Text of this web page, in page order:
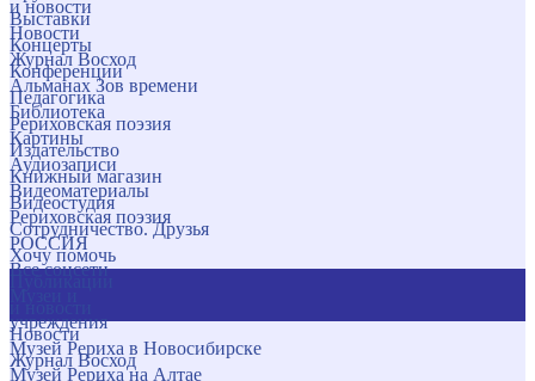
и новости
Новости
Журнал Восход
Альманах Зов времени
Библиотека
Картины
Аудиозаписи
Видеоматериалы
Рериховская поэзия
РОССИЯ
Все соцсети
учреждения
Музей Рериха в Новосибирске
Музей Рериха на Алтае
Выставки
Концерты
Конференции
Педагогика
Рериховская поэзия
Издательство
Книжный магазин
Видеостудия
Сотрудничество. Друзья
Хочу помочь
Новости
Журнал Восход